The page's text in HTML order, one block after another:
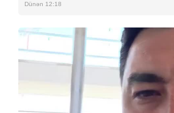
Dünən 12:18